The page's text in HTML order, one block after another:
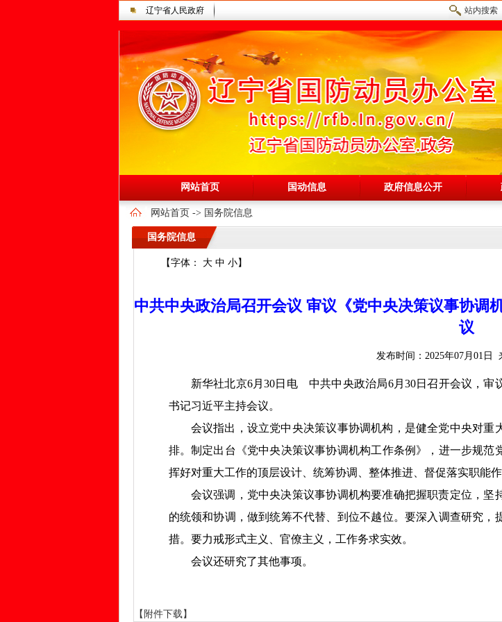
辽宁省人民政府 站内搜索
网站首页 国动信息 政府信息公开
网站首页 -> 国务院信息
国务院信息
【字体： 大 中 小】
中共中央政治局召开会议 审议《党中央决策议事协调
议
发布时间：2025年07月01日
新华社北京6月30日电 中共中央政治局6月30日召开会议，审
书记习近平主持会议。
会议指出，设立党中央决策议事协调机构，是健全党中央对重
排。制定出台《党中央决策议事协调机构工作条例》，进一步规
挥好对重大工作的顶层设计、统筹协调、整体推进、督促落实职能作
会议强调，党中央决策议事协调机构要准确把握职责定位，坚
的统领和协调，做到统筹不代替、到位不越位。要深入调查研究
措。要力戒形式主义、官僚主义，工作务求实效。
会议还研究了其他事项。
【附件下载】